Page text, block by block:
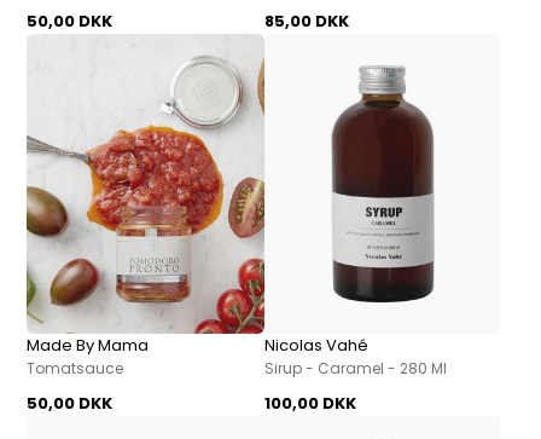
50,00 DKK 85,00 DKK
Made By Mama
Tomatsauce
50,00 DKK
Nicolas Vahé
Sirup - Caramel - 280 Ml
100,00 DKK